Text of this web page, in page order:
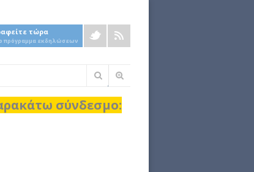
τώρα
πρόγραμμα εκδηλώσεων
Φόρμα
αναζήτησης
σύνδεσμο: